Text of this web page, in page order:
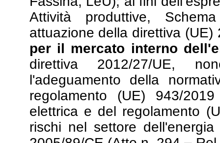
Attività produttive,
attuazione della direttiva (UE)
per il mercato interno
direttiva 2012/27/UE,
l'adeguamento della
regolamento (UE) 943/
elettrica e del regolamento
rischi nel settore